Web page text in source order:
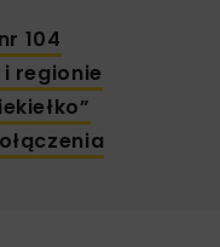
104
regionie